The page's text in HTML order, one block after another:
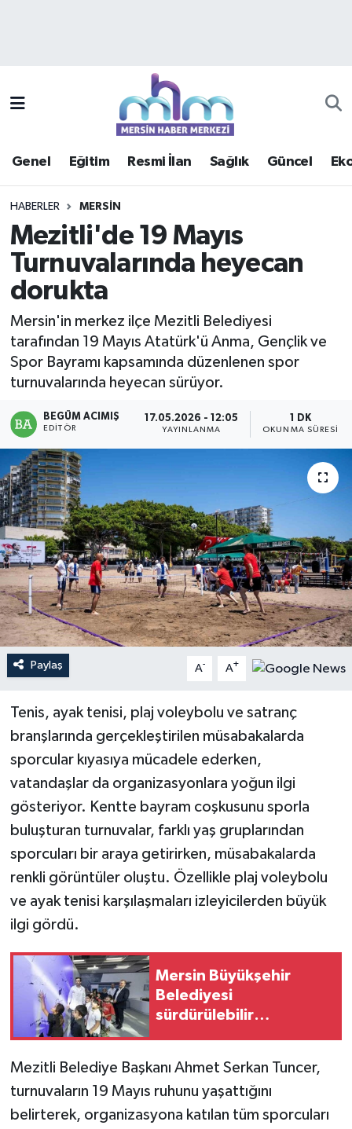
Genel Eğitim Resmi İlan Sağlık Güncel
HABERLER MERSIN
Mezitli'de 19 Mayıs
Turnuvalarında heyecan
dorukta
Mersin'in merkez ilçe Mezitli Belediyesi
tarafından 19 Mayıs Atatürk'ü Anma, Gençlik ve
Spor Bayramı kapsamında düzenlenen spor
turnuvalarında heyecan sürüyor.
BEGÜM ACIMIŞ
EDITÖR
17.05.2026 - 12:05
YAYINLANMA
1 DK
OKUNMA SÜRESI
Paylaş A- A+
Tenis, ayak tenisi, plaj voleybolu ve satranç
branşlarında gerçekleştirilen müsabakalarda
sporcular kıyasıya mücadele ederken,
vatandaşlar da organizasyonlara yoğun ilgi
gösteriyor. Kentte bayram coşkusunu sporla
buluşturan turnuvalar, farklı yaş gruplarından
sporcuları bir araya getirirken, müsabakalarda
renkli görüntüler oluştu. Özellikle plaj voleybolu
ve ayak tenisi karşılaşmaları izleyicilerden büyük
ilgi gördü.
Mersin Büyükşehir
Belediyesi
sürdürülebilir
Mezitli Belediye Başkanı Ahmet Serkan Tuncer,
turnuvaların 19 Mayıs ruhunu yaşattığını
belirterek, organizasyona katılan tüm sporcuları
Güncel
Haberde insan
Kültür - Sanat
Magazin
Mersin
Mersin Tarihi
Özel Haber
Politika
Resmi İlan
Sağlık
Spor
Teknoloji
Yaşam
Mersin Trafik Yoğunluk Haritası
Süper Lig Puan Durumu ve Fikstür
Haber Arşivi